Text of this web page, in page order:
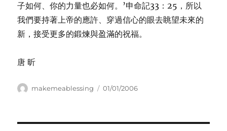
子如何、你的力量也必如何。’申命記33：25，所以
我們要持著上帝的應許、穿過信心的眼去眺望未來的
新，接受更多的鍛煉與盈滿的祝福。
唐 昕
Author
makemeablessing
Posted
01/01/2006